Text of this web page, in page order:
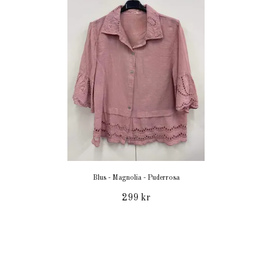
Blus - Magnolia - Puderrosa
299 kr